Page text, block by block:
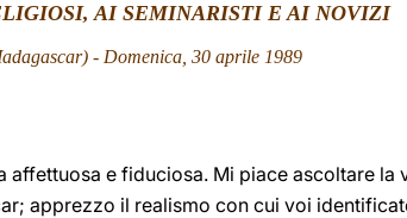
AI SEMINARISTI E AI NOVIZI
- Domenica, 30 aprile 1989
e fiduciosa. Mi piace ascoltare la
apprezzo il realismo con cui voi